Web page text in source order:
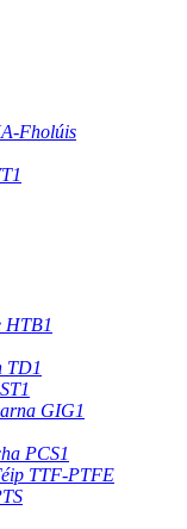
Fholúis
HTB1
TD1
GIG1
PCS1
TTF-PTFE